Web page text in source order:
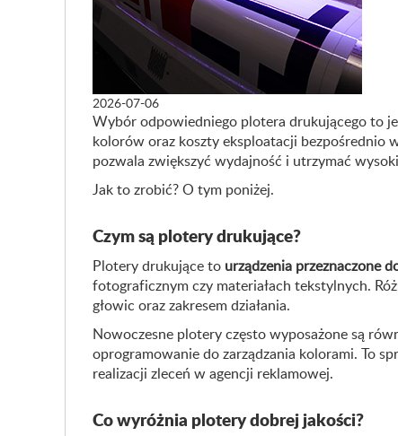
2026-07-06
Wybór odpowiedniego plotera drukującego to
kolorów oraz koszty eksploatacji bezpośrednio
pozwala zwiększyć wydajność i utrzymać
Jak to zrobić? O tym poniżej.
Czym są plotery drukujące?
Plotery drukujące to urządzenia przeznaczone
fotograficznym czy materiałach tekstylnych.
głowic oraz zakresem działania.
Nowoczesne plotery często wyposażone są
oprogramowanie do zarządzania kolorami. To
realizacji zleceń w agencji reklamowej.
Co wyróżnia plotery dobrej jakości?